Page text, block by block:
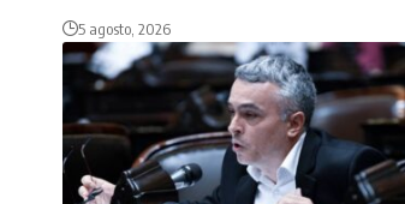
5 agosto, 2026